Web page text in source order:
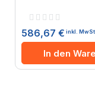
Rating:
586,67 € inkl.
In den